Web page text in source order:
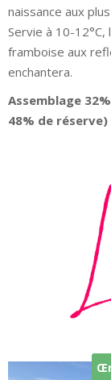
naissance aux
Servie à 10-
framboise aux
enchantera.
Assemblage
48% de réserve)